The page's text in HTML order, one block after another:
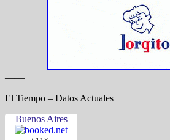
——
El Tiempo – Datos Actuales
Buenos Aires